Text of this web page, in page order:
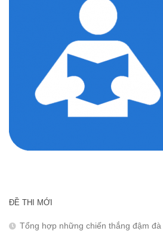
ĐỀ THI MỚI
Tổng hợp những chiến thắng đậm